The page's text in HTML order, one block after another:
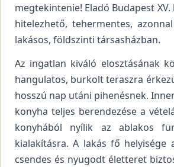
megtekintenie! Eladó Budapest
hitelezhető, tehermentes,
lakásos, földszinti társasházban.
Az ingatlan kiváló elosztásának
hangulatos, burkolt teraszra
hosszú nap utáni pihenésnek.
konyha teljes berendezése a
konyhából nyílik az ablakos
kialakításra. A lakás fő
csendes és nyugodt életteret